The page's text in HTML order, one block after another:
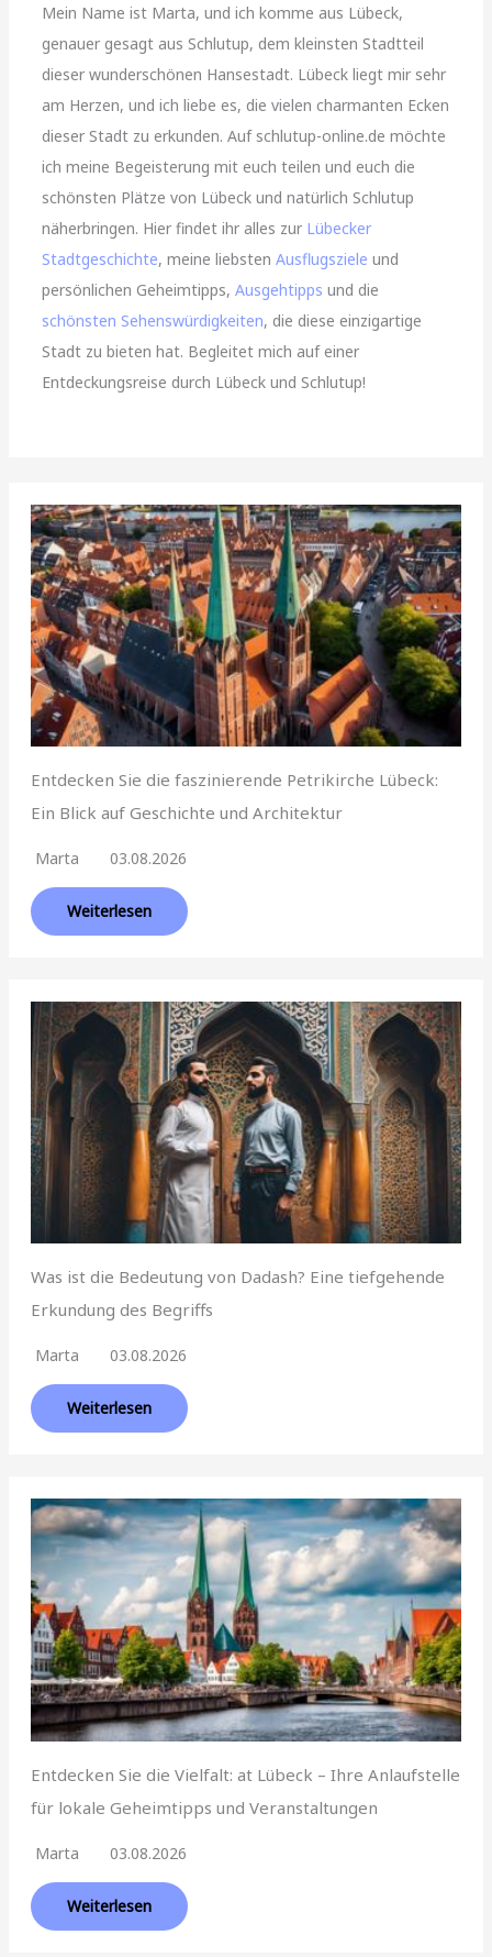
Mein Name ist Marta, und ich komme aus Lübeck,
genauer gesagt aus Schlutup, dem kleinsten Stadtteil
dieser wunderschönen Hansestadt. Lübeck liegt mir sehr
am Herzen, und ich liebe es, die vielen charmanten Ecken
dieser Stadt zu erkunden. Auf schlutup-online.de möchte
ich meine Begeisterung mit euch teilen und euch die
schönsten Plätze von Lübeck und natürlich Schlutup
näherbringen. Hier findet ihr alles zur Lübecker
Stadtgeschichte, meine liebstenAusflugsziele und
persönlichen Geheimtipps,Ausgehtipps und die
schönsten Sehenswürdigkeiten, die diese einzigartige
Stadt zu bieten hat. Begleitet mich auf einer
Entdeckungsreise durch Lübeck und Schlutup!
Entdecken Sie die faszinierende Petrikirche Lübeck:
Ein Blick auf Geschichte und Architektur
Marta 03.08.2026
Weiterlesen
Was ist die Bedeutung von Dadash? Eine tiefgehende
Erkundung des Begriffs
Marta 03.08.2026
Weiterlesen
Entdecken Sie die Vielfalt: at Lübeck – Ihre Anlaufstelle
für lokale Geheimtipps und Veranstaltungen
Marta 03.08.2026
Weiterlesen